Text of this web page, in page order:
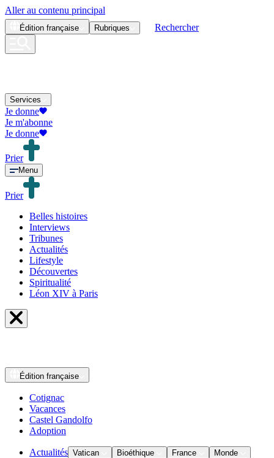
Aller au contenu principal
Édition française Rubriques Rechercher
Services
Je donne
Je m'abonne
Je donne
Prier
Menu
Prier
Belles histoires
Interviews
Tribunes
Actualités
Lifestyle
Découvertes
Spiritualité
Léon XIV à Paris
Édition française
Cotignac
Vacances
Castel Gandolfo
Adoption
Actualités Vatican Bioéthique France
Monde